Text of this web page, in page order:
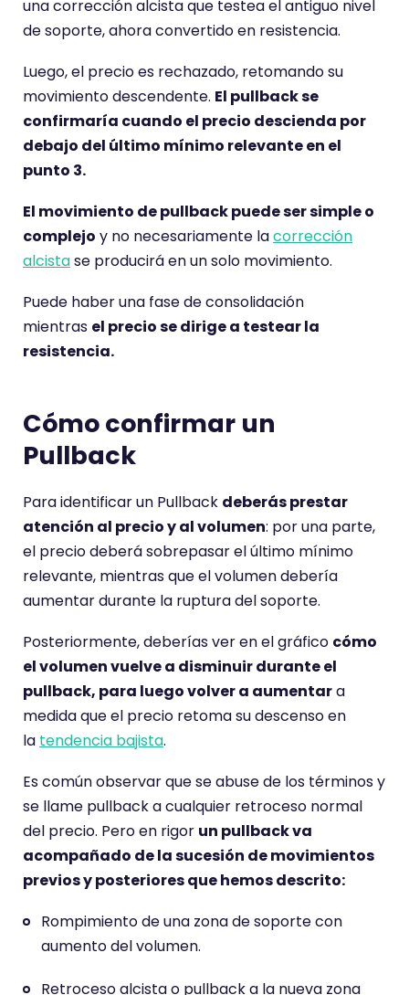
una corrección alcista que testea el antiguo nivel
de soporte, ahora convertido en resistencia.
Luego, el precio es rechazado, retomando su
movimiento descendente. El pullback se
confirmaría cuando el precio descienda por
debajo del último mínimo relevante en el
punto 3.
El movimiento de pullback puede ser simple o
complejo y no necesariamente lacorrección
alcistase producirá en un solo movimiento.
Puede haber una fase de consolidación
mientras el precio se dirige a testear la
resistencia.
Cómo confirmar un
Pullback
Para identificar un Pullback deberás prestar
atención al precio y al volumen: por una parte,
el precio deberá sobrepasar el último mínimo
relevante, mientras que el volumen debería
aumentar durante la ruptura del soporte.
Posteriormente, deberías ver en el gráfico cómo
el volumen vuelve a disminuir durante el
pullback, para luego volver a aumentara
medida que el precio retoma su descenso en
la tendencia bajista.
Es común observar que se abuse de los términos y
se llame pullback a cualquier retroceso normal
del precio. Pero en rigor un pullback va
acompañado de la sucesión de movimientos
previos y posteriores que hemos descrito:
Rompimiento de una zona de soporte con
aumento del volumen.
Retroceso alcista o pullback a la nueva zona